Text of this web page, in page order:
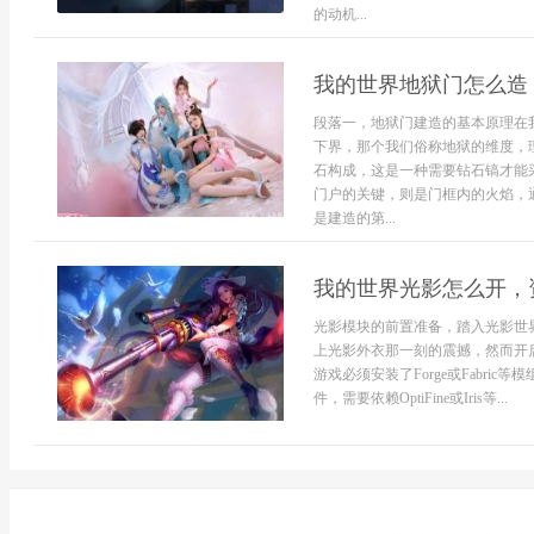
的动机...
我的世界地狱门怎么
段落一，地狱门建造的基本原理
下界，那个我们俗称地狱的维度
石构成，这是一种需要钻石镐才
门户的关键，则是门框内的火焰
是建造的第...
我的世界光影怎么开
光影模块的前置准备，踏入光影
上光影外衣那一刻的震撼，然而
游戏必须安装了Forge或Fabric等
件，需要依赖OptiFine或Iris等...